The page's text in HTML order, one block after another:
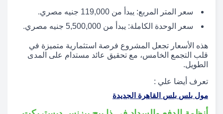
سعر المتر المربع: يبدأ من 119,000 جنيه مصري.
سعر الوحدة الكاملة: يبدأ من 5,500,000 جنيه مصري.
هذه الأسعار تجعل المشروع فرصة استثمارية متميزة في
قلب التجمع الخامس، مع تحقيق عائد مستدام على المدى
الطويل.
تعرف أيضا علي :
مول بلس بلس القاهرة الجديدة